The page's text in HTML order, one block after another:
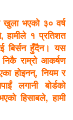
खुला भएको ३० वर्ष
हामीले १ प्रतिशत
बिर्सन हुँदैन। यस
राम्रो आकर्षण
होइनन्, नियम र
लगानी बोर्डको
हिसाबले, हामी